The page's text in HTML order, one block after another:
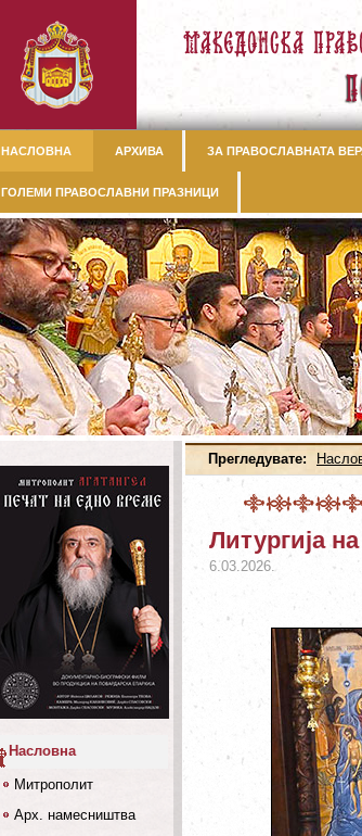
НАСЛОВНА АРХИВА ЗА ПРАВОСЛАВНАТА
ГОЛЕМИ ПРАВОСЛАВНИ ПРАЗНИЦИ
Прегледувате:
Литургија
6.03.2026.
Насловна
Митрополит
Арх. намесништва